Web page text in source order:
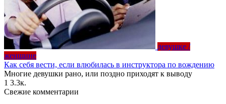
девушке /
женщине
Как себя вести, если влюбилась в инструктора по вождению
Многие девушки рано, или поздно приходят к выводу
1 3.3к.
Свежие комментарии